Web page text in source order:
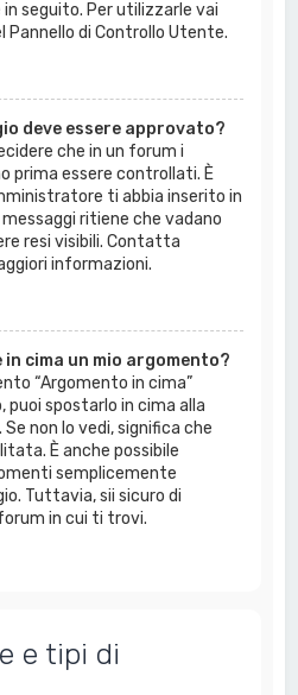
seguito. Per utilizzarle vai
Pannello di Controllo Utente.
deve essere approvato?
che in un forum i
prima essere controllati. È
ti abbia inserito in
ritiene che vadano
resi visibili. Contatta
informazioni.
cima un mio argomento?
“Argomento in cima”
puoi spostarlo in cima alla
non lo vedi, significa che
È anche possibile
semplicemente
Tuttavia, sii sicuro di
in cui ti trovi.
e tipi di